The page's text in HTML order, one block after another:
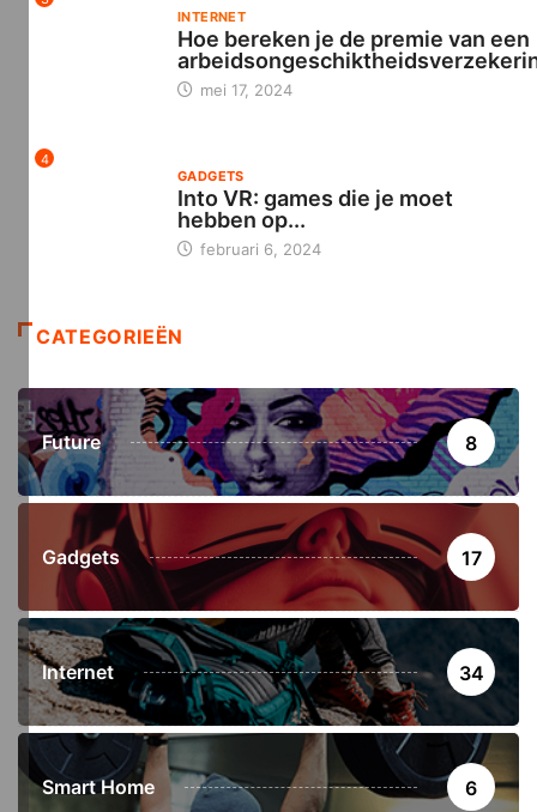
INTERNET
Hoe bereken je de premie van een
mei 17, 2024
4
GADGETS
Into VR: games die je moet
hebben op...
februari 6, 2024
CATEGORIEËN
Future 8
Gadgets 17
Internet 34
Smart Home 6